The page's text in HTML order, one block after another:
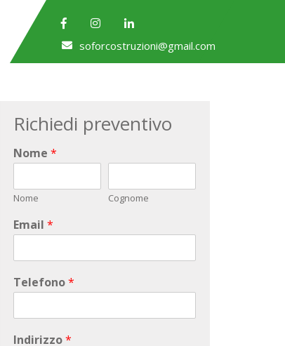
soforcostruzioni@gmail.com
Richiedi preventivo
Nome *
Nome Cognome
Email *
Telefono*
Indirizzo*